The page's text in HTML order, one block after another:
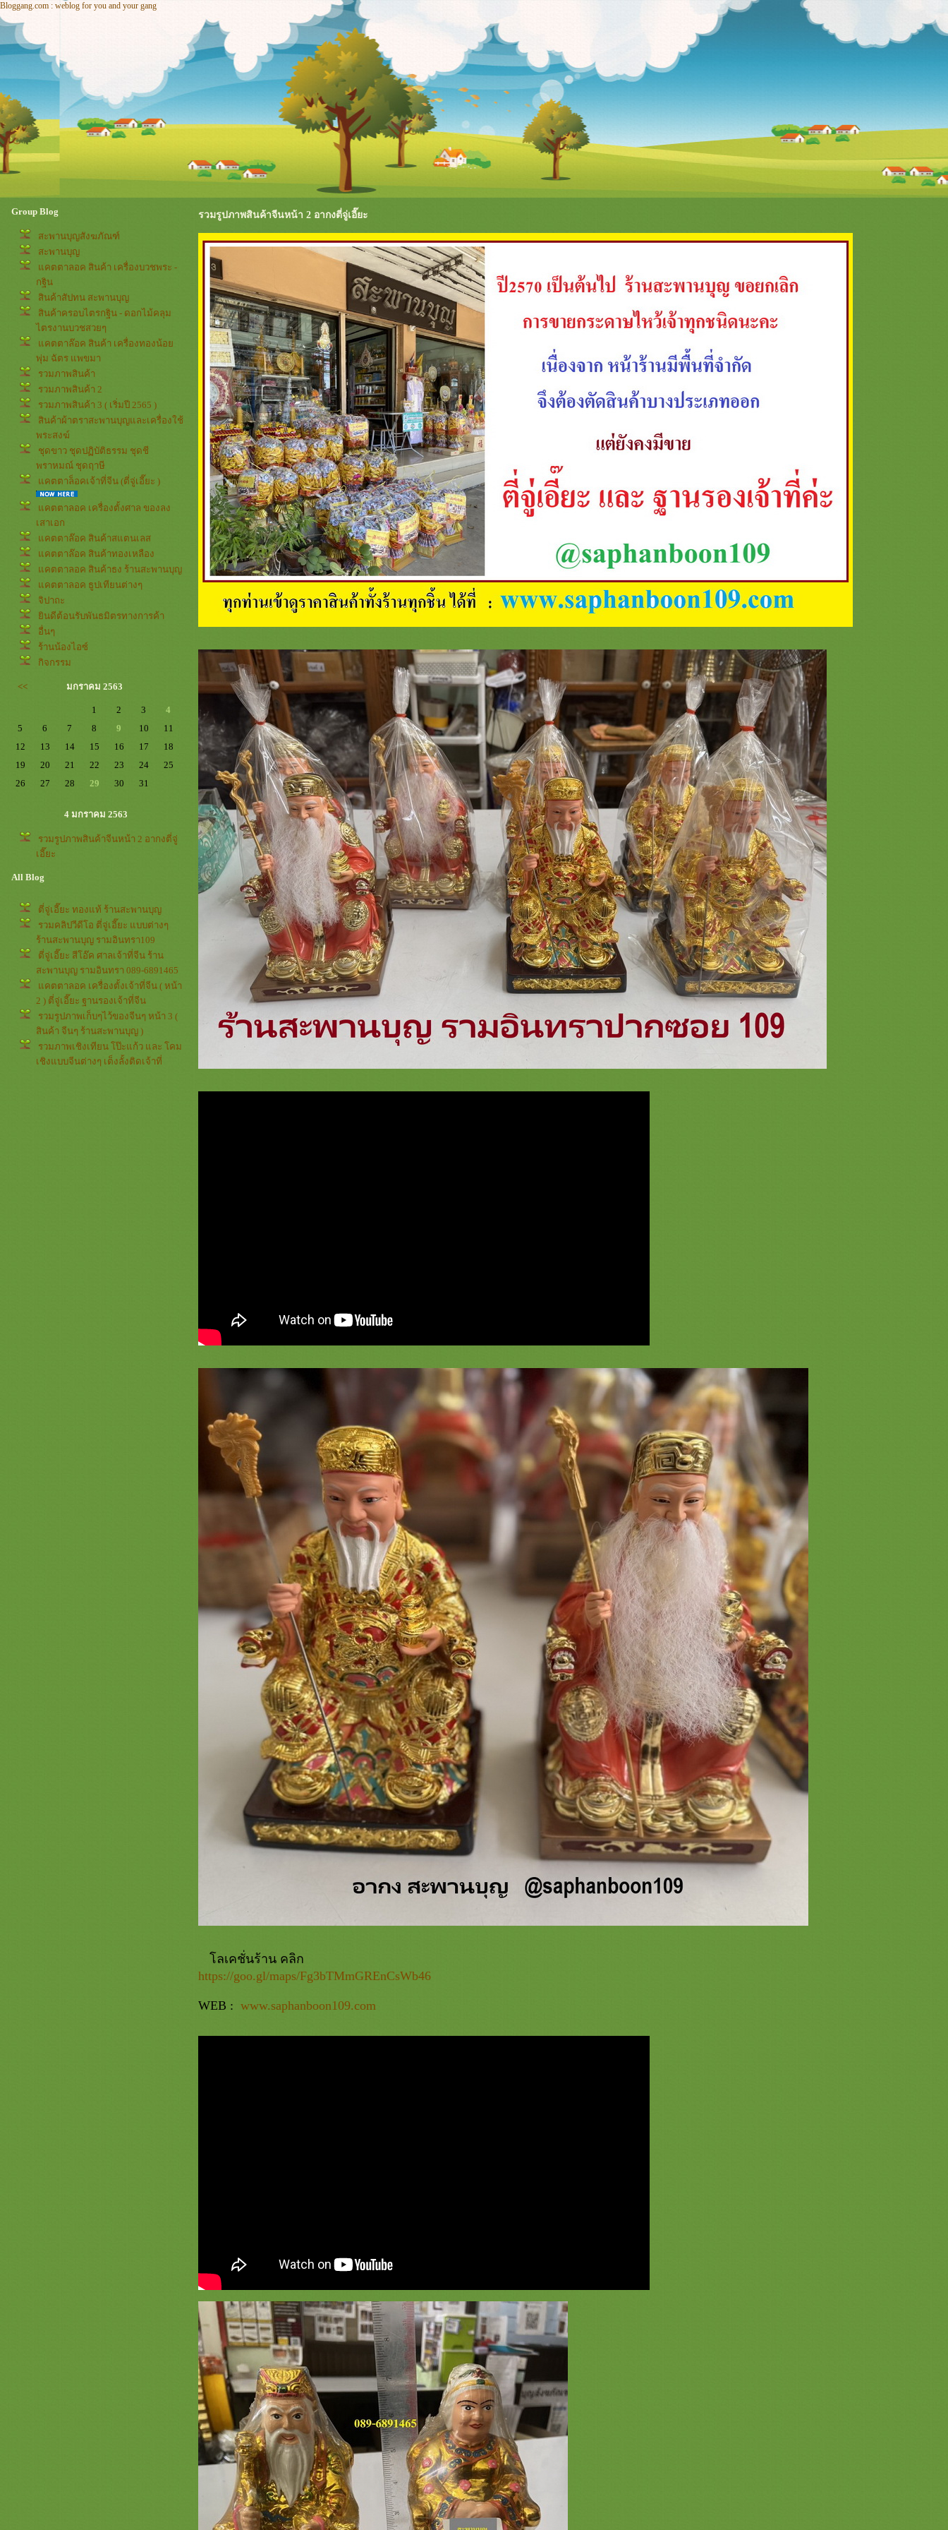
Bloggang.com : weblog for you and your gang
Group Blog
สะพานบุญสังฆภัณฑ์
สะพานบุญ
คตตาลอค สินค้า เครื่องบวชพระ -
กฐิน
สินค้าสัปทน สะพานบุญ
สินค้าครอบไตรกฐิน - ดอกไม้คลุม
ไตรงานบวชสวยๆ
คตตาล๊อค สินค้า เครื่องทองน้อ
พุ่ม ฉัตร แพขมา
รวมภาพสินค้า
รวมภาพสินค้า 2
รวมภาพสินค้า 3 ( เริ่มปี 2565 )
สินค้าผ้าตราสะพานบุญและเครื่องใช้
พระสงฆ์
ชุดขาว ชุดปฏิบัติธรรม ชุดชี
พราหมณ์ ชุดฤาษี
คตตาล็อคเจ้าที่จีน (ตี่จู่เอี๊ยะ )
คตตาลอค เครื่องตั้งศาล ของลง
เสาเอก
คตตาล๊อค สินค้าสแตนเลส
คตตาล๊อค สินค้าทองเหลือง
คตตาลอค สินค้าธง ร้านสะพานบุญ
คตตาลอค ธูปเทียนต่างๆ
จิปาถะ
ินดีต้อนรับพันธมิตรทางการค้า
อื่นๆ
ร้านน้องไอซ์
กิจกรรม
<< มกราคม 2563
1 2 3
4
5
6 7 8 9 10
11
12
13 14 15 16 17
18
19
20 21 22 23 24
25
26
27 28 29 30 31
4 มกราคม 2563
รวมรูปภาพสินค้าจีนหน้า 2 อากงตี่จู่
เอี๊ยะ
All Blog
ตี่จู่เอี๊ยะ ทองแท้ ร้านสะพานบุญ
รวมคลิปวีดีโอ ตี่จู่เอี๊ยะ แบบต่างๆ
ร้านสะพานบุญ รามอินทรา109
ตี่จู่เอี๊ยะ สีโอ๊ค ศาลเจ้าที่จีน ร้าน
สะพานบุญ รามอินทรา 089-6891465
คตตาลอค เครื่องตั้งเจ้าที่จีน ( หน้า
2 ) ตี่จู่เอี๊ยะ ฐานรองเจ้าที่จีน
รวมรูปภาพเก็บๆไว้ของจีนๆ หน้า 3 (
สินค้า จีนๆ ร้านสะพานบุญ )
รวมภาพเชิงเทียน โป๊ะแก้ว และ โคม
เชิงแบบจีนต่างๆ เต็งลั้งติดเจ้าที่
รวมรูปภาพสินค้าจีนหน้า 2 อากงตี่จู่เอี๊ยะ
ลเคชั่นร้าน คลิก
https://goo.gl/maps/Fg3bTMmGREnCsWb46
WEB : www.saphanboon109.com